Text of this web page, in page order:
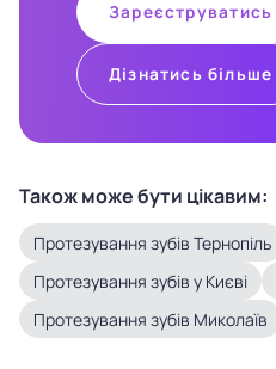
Також може бути цікавим:
Протезування зубів Тернопіль
Протезування зубів у Києві
Протезування зубів Миколаїв
Зареєструватись
Дізнатись більше